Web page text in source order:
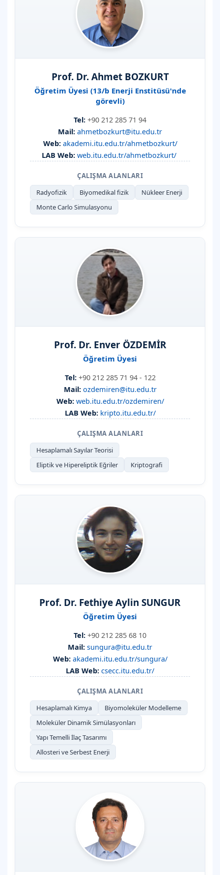
Prof. Dr. Ahmet BOZKURT
Öğretim Üyesi (13/b Enerji Enstitüsü'nde
görevli)
Tel: +90 212 285 71 94
Mail: ahmetbozkurt@itu.edu.tr
Web: akademi.itu.edu.tr/ahmetbozkurt/
LAB Web: web.itu.edu.tr/ahmetbozkurt/
ÇALIŞMA ALANLARI
Radyofizik
Biyomedikal fizik
Nükleer Enerji
Monte Carlo Simulasyonu
Prof. Dr. Enver ÖZDEMİR
Öğretim Üyesi
Tel:+90 212 285 71 94 - 122
Mail: ozdemiren@itu.edu.tr
Web: web.itu.edu.tr/ozdemiren/
LAB Web: kripto.itu.edu.tr/
ÇALIŞMA ALANLARI
Hesaplamalı Sayılar Teorisi
Eliptik ve Hipereliptik Eğriler
Kriptografi
Prof. Dr. Fethiye Aylin SUNGUR
Öğretim Üyesi
Tel: +90 212 285 68 10
Mail: sungura@itu.edu.tr
Web: akademi.itu.edu.tr/sungura/
LAB Web: csecc.itu.edu.tr/
ÇALIŞMA ALANLARI
Hesaplamalı Kimya
Biyomoleküler Modelleme
Moleküler Dinamik Simülasyonları
Yapı Temelli İlaç Tasarımı
Allosteri ve Serbest Enerji